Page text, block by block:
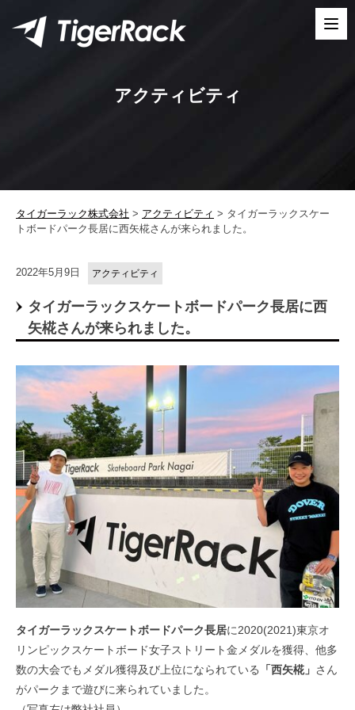
content
アクティビティ
タイガーラック株式会社 > アクティビティ > タイガーラックスケー
トボードパーク長居に西矢椛さんが来られました。
2022年5月9日 アクティビティ
タイガーラックスケートボードパーク長居に西
矢椛さんが来られました。
タイガーラックスケートボードパーク長居に2020(2021)東京オ
リンピックスケートボード女子ストリート金メダルを獲得、他多
数の大会でもメダル獲得及び上位になられている
「西矢椛」 さん
がパークまで遊びに来られていました。